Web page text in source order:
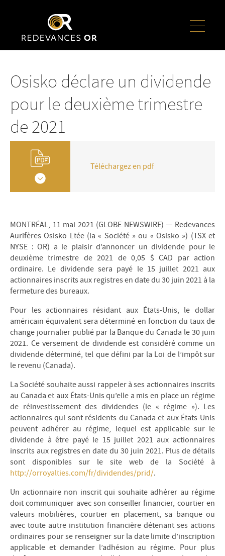
Osisko déclare un dividende
pour le deuxième trimestre
de 2021
Téléchargez en pdf
MONTRÉAL, 11 mai 2021 (GLOBE NEWSWIRE) — Redevances
Aurifères Osisko Ltée (la « Société » ou « Osisko ») (TSX et
NYSE : OR) a le plaisir d’annoncer un dividende pour le
deuxième trimestre de 2021 de 0,05 $ CAD par action
ordinaire. Le dividende sera payé le 15 juillet 2021 aux
actionnaires inscrits aux registres en date du 30 juin 2021 à la
fermeture des bureaux.
Pour les actionnaires résidant aux États-Unis, le dollar
américain équivalent sera déterminé en fonction du taux de
change journalier publié par la Banque du Canada le 30 juin
2021. Ce versement de dividende est considéré comme un
dividende déterminé, tel que défini par la Loi de l’impôt sur
le revenu (Canada).
La Société souhaite aussi rappeler à ses actionnaires inscrits
au Canada et aux États-Unis qu’elle a mis en place un régime
de réinvestissement des dividendes (le « régime »). Les
actionnaires qui sont résidents du Canada et aux États-Unis
peuvent adhérer au régime, lequel est applicable sur le
dividende à être payé le 15 juillet 2021 aux actionnaires
inscrits aux registres en date du 30 juin 2021. Plus de détails
sont disponibles sur le site web de la Société à
http://orroyalties.com/fr/dividendes/prid/.
Un actionnaire non inscrit qui souhaite adhérer au régime
doit communiquer avec son conseiller financier, courtier en
valeurs mobilières, courtier en placement, sa banque ou
avec toute autre institution financière détenant ses actions
ordinaires pour se renseigner sur la date limite d’inscription
applicable et demander l’adhésion au régime. Pour plus